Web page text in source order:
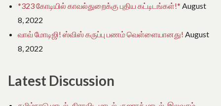
*323 கோடியில் காவல்துறைக்கு புதிய கட்டிடங்கள்!* August
8, 2022
வாவ் மோடிஜி! ஸ்விஸ் கருப்பு பணம் வெள்ளையானது! August
8, 2022
Latest Discussion